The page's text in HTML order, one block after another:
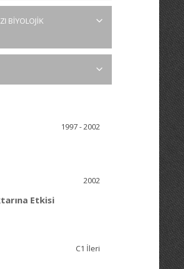
BİYOLOJİK
1997 - 2002
2002
Etkisi
C1 İleri